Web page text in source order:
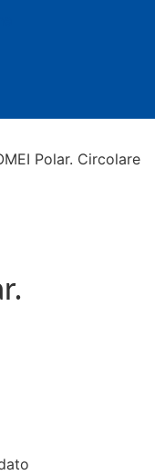
Polar. Circolare